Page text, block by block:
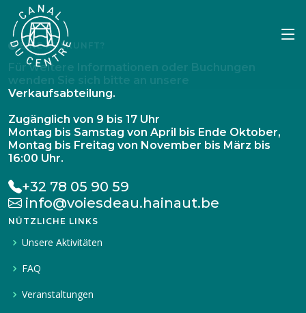
EINE AUSKUNFT?
Für weitere Informationen oder Buchungen
wenden Sie sich bitte an unsere
Verkaufsabteilung.
Zugänglich von 9 bis 17 Uhr
Montag bis Samstag von April bis Ende Oktober,
Montag bis Freitag von November bis März bis
16:00 Uhr.
+32 78 05 90 59
info@voiesdeau.hainaut.be
NÜTZLICHE LINKS
Unsere Aktivitäten
FAQ
Veranstaltungen